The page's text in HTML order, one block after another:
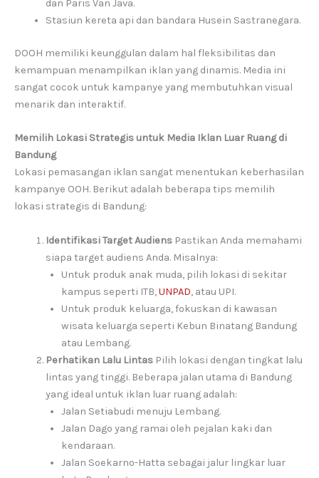
dan Paris Van Java.
Stasiun kereta api dan bandara Husein Sastranegara.
DOOH memiliki keunggulan dalam hal fleksibilitas dan
kemampuan menampilkan iklan yang dinamis. Media ini
sangat cocok untuk kampanye yang membutuhkan visual
menarik dan interaktif.
Memilih Lokasi Strategis untuk Media Iklan Luar Ruang di
Bandung
Lokasi pemasangan iklan sangat menentukan keberhasilan
kampanye OOH. Berikut adalah beberapa tips memilih
lokasi strategis di Bandung:
Identifikasi Target AudiensPastikan Anda memahami
siapa target audiens Anda. Misalnya:
Untuk produk anak muda, pilih lokasi di sekitar
kampus seperti ITB,UNPAD, atau UPI.
Untuk produk keluarga, fokuskan di kawasan
wisata keluarga seperti Kebun Binatang Bandung
atau Lembang.
Perhatikan Lalu LintasPilih lokasi dengan tingkat lalu
lintas yang tinggi. Beberapa jalan utama di Bandung
yang ideal untuk iklan luar ruang adalah:
Jalan Setiabudi menuju Lembang.
Jalan Dago yang ramai oleh pejalan kaki dan
kendaraan.
Jalan Soekarno-Hatta sebagai jalur lingkar luar